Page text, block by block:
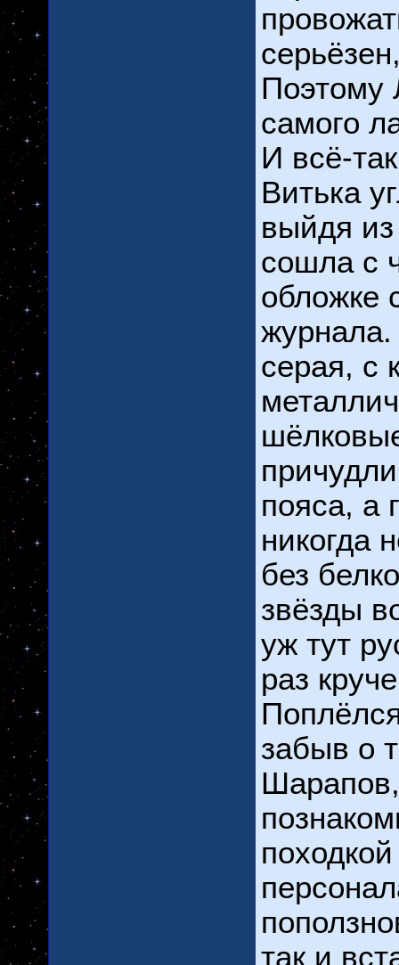
Поэтому
самого
И всё-
Витька
выйдя
сошла с
обложке
серая, с
пояса, а
никогда
без
звёзды
уж тут
раз
забыв о
так и